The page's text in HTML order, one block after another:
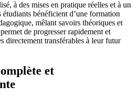
à des mises en pratique réelles et à un
étudiants bénéficient d’une formation
mêlant savoirs théoriques et
de progresser rapidement et
directement transférables à leur futur
et